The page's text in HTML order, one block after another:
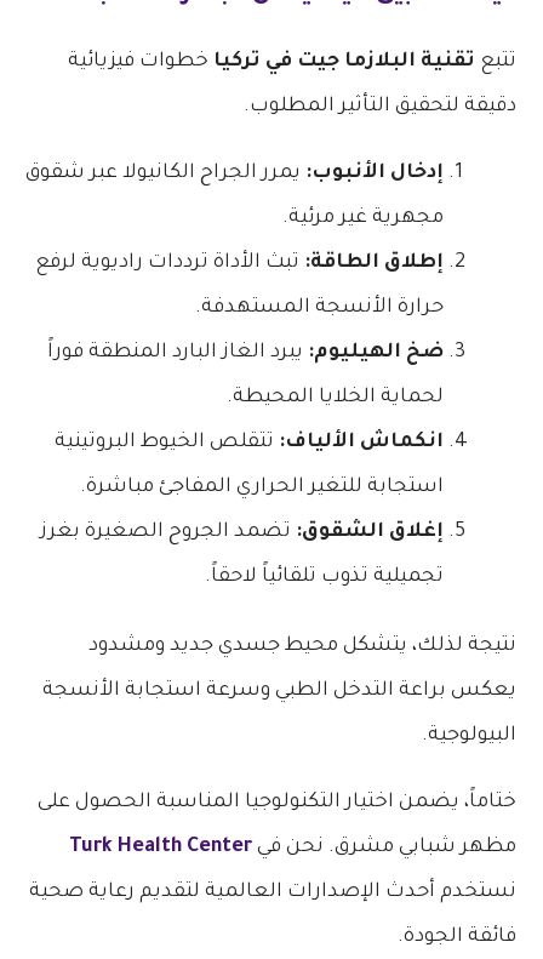
​تتبع تقنية البلازما جيت في تركيا خطوات فيزيائية
دقيقة لتحقيق التأثير المطلوب.
إدخال الأنبوب: يمرر الجراح الكانيولا عبر شقوق
مجهرية غير مرئية.
إطلاق الطاقة: تبث الأداة ترددات راديوية لرفع
حرارة الأنسجة المستهدفة.
ضخ الهيليوم: يبرد الغاز البارد المنطقة فوراً
لحماية الخلايا المحيطة.
انكماش الألياف: تتقلص الخيوط البروتينية
استجابة للتغير الحراري المفاجئ مباشرة.
إغلاق الشقوق: تضمد الجروح الصغيرة بغرز
تجميلية تذوب تلقائياً لاحقاً.
​نتيجة لذلك، يتشكل محيط جسدي جديد ومشدود
يعكس براعة التدخل الطبي وسرعة استجابة الأنسجة
البيولوجية.
​ختاماً، يضمن اختيار التكنولوجيا المناسبة الحصول على
مظهر شبابي مشرق. نحن فيTurk Health Center
نستخدم أحدث الإصدارات العالمية لتقديم رعاية صحية
فائقة الجودة.